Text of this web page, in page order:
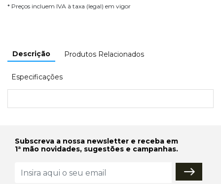
* Preços incluem IVA à taxa (legal) em vigor
Descrição Produtos Relacionados
Especificações
Subscreva a nossa newsletter e receba em
1ª mão novidades, sugestões e campanhas.